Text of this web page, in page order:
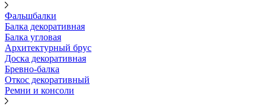
Фальшбалки
Балка декоративная
Балка угловая
Архитектурный брус
Доска декоративная
Бревно-балка
Откос декоративный
Ремни и консоли